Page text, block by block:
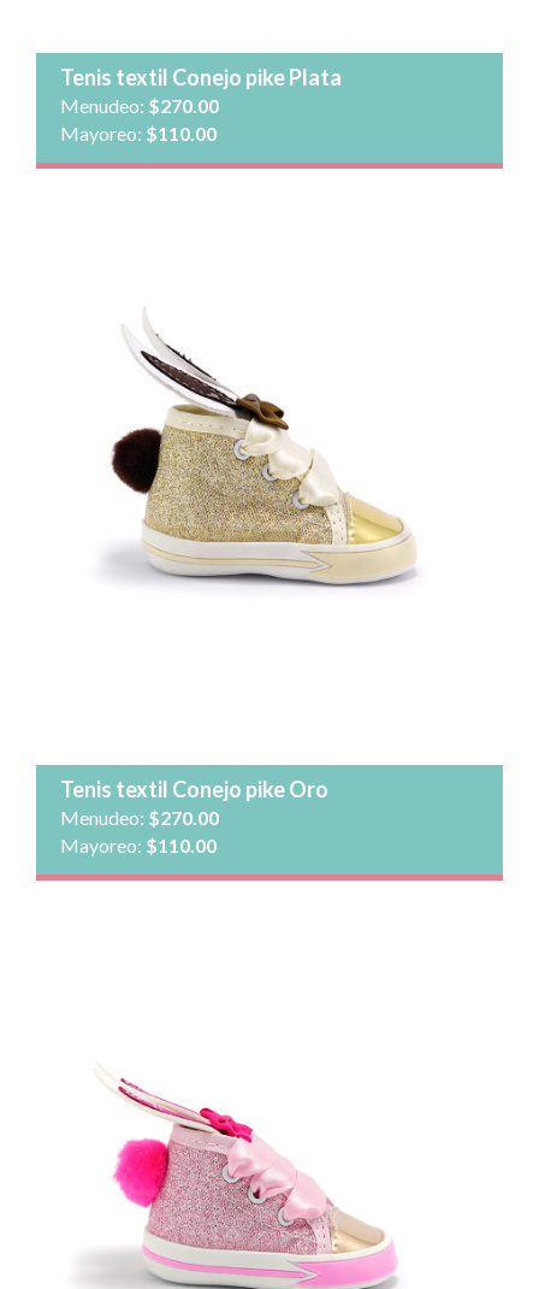
Tenis textil Conejo pike Plata
Menudeo: $270.00
Mayoreo: $110.00
Tenis textil Conejo pike Oro
Menudeo: $270.00
Mayoreo: $110.00
Talla:
Cantidad:
Talla:
Cantidad: